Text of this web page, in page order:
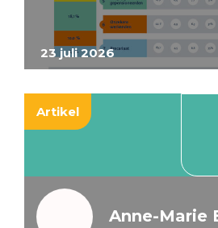
23 juli 2026
Artikel
Anne-Marie